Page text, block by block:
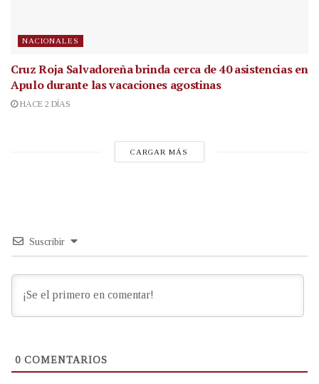
NACIONALES
Cruz Roja Salvadoreña brinda cerca de 40 asistencias en
Apulo durante las vacaciones agostinas
HACE 2 DÍAS
CARGAR MÁS
Suscribir
0 COMENTARIOS